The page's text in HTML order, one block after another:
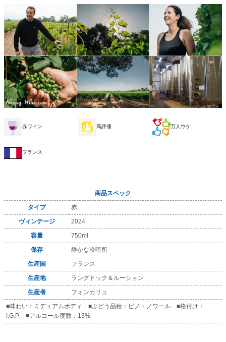
赤ワイン 高評価 万人ウケ
フランス
商品スペック
タイプ
赤
ヴィンテージ
2024
容量
750ml
保存
静かな冷暗所
生産国
フランス
生産地
ラングドック＆ルーション
生産者
フォンカリュ
■味わい：ミディアムボディ ■ぶどう品種：ピノ・ノワール ■格付け：
I.G.P. ■アルコール度数：13%